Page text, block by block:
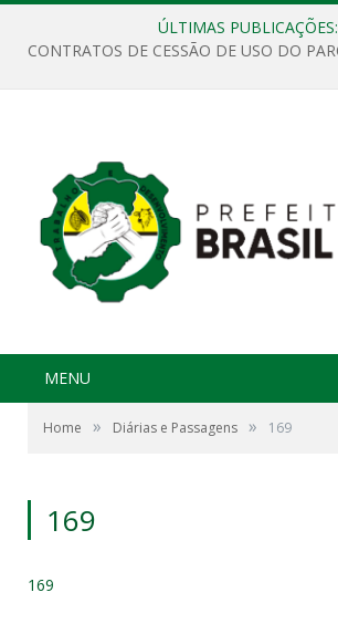
ÚLTIMAS PUBLICAÇÕES:
MENU
Home » Diárias e Passagens » 169
169
169